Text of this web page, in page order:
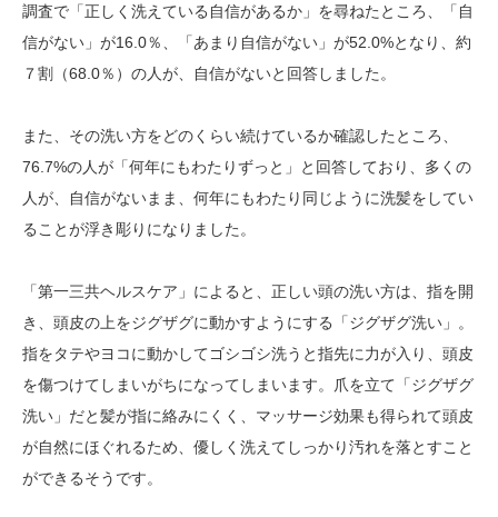
調査で「正しく洗えている自信があるか」を尋ねたところ、「自
信がない」が16.0％、「あまり自信がない」が52.0%となり、約
７割（68.0％）の人が、自信がないと回答しました。
また、その洗い方をどのくらい続けているか確認したところ、
76.7%の人が「何年にもわたりずっと」と回答しており、多くの
人が、自信がないまま、何年にもわたり同じように洗髪をしてい
ることが浮き彫りになりました。
「第一三共ヘルスケア」によると、正しい頭の洗い方は、指を開
き、頭皮の上をジグザグに動かすようにする「ジグザグ洗い」。
指をタテやヨコに動かしてゴシゴシ洗うと指先に力が入り、頭皮
を傷つけてしまいがちになってしまいます。爪を立て「ジグザグ
洗い」だと髪が指に絡みにくく、マッサージ効果も得られて頭皮
が自然にほぐれるため、優しく洗えてしっかり汚れを落とすこと
ができるそうです。